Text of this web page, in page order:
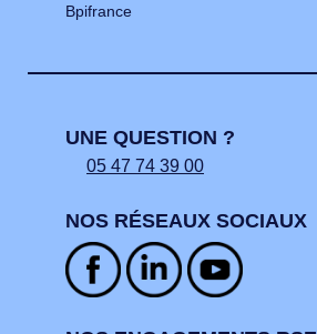
Bpifrance
UNE QUESTION ?
05 47 74 39 00
NOS RÉSEAUX SOCIAUX